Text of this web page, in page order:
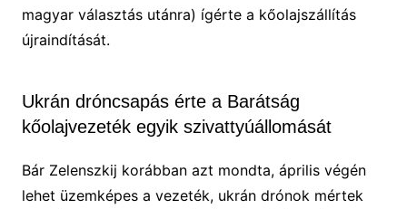
magyar választás utánra) ígérte a kőolajszállítás
újraindítását.
Ukrán dróncsapás érte a Barátság
kőolajvezeték egyik szivattyúállomását
Bár Zelenszkij korábban azt mondta, április végén
lehet üzemképes a vezeték, ukrán drónok mértek